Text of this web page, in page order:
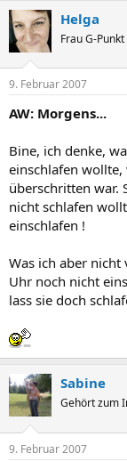
Helga
Frau G-Punkt
9. Februar 2007
AW: Morgens...
Bine, ich denke,
einschlafen
überschritten war.
nicht schlafen
einschlafen !
Was ich aber
Uhr noch nicht
lass sie doch
Sabine
Gehört zum
9. Februar 2007